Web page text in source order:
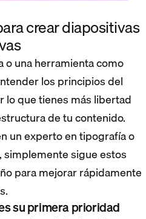
crear diapositivas
o una herramienta como
los principios del
lo que tienes más libertad
de tu contenido.
un experto en tipografía o
simplemente sigue estos
para mejorar rápidamente
su primera prioridad